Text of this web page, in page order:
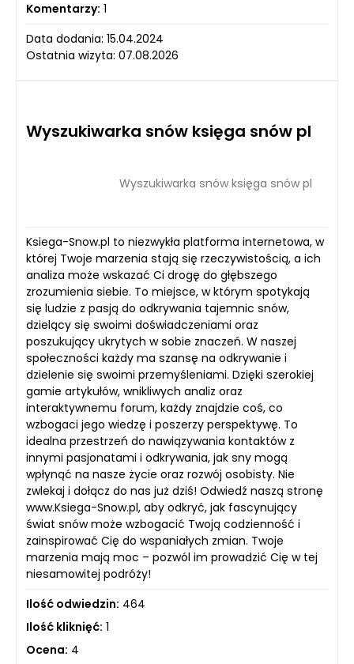
Komentarzy: 1
Data dodania: 15.04.2024
Ostatnia wizyta: 07.08.2026
Wyszukiwarka snów księga snów pl
Wyszukiwarka snów księga snów pl
Ksiega-Snow.pl to niezwykła platforma internetowa, w
której Twoje marzenia stają się rzeczywistością, a ich
analiza może wskazać Ci drogę do głębszego
zrozumienia siebie. To miejsce, w którym spotykają
się ludzie z pasją do odkrywania tajemnic snów,
dzielący się swoimi doświadczeniami oraz
poszukujący ukrytych w sobie znaczeń. W naszej
społeczności każdy ma szansę na odkrywanie i
dzielenie się swoimi przemyśleniami. Dzięki szerokiej
gamie artykułów, wnikliwych analiz oraz
interaktywnemu forum, każdy znajdzie coś, co
wzbogaci jego wiedzę i poszerzy perspektywę. To
idealna przestrzeń do nawiązywania kontaktów z
innymi pasjonatami i odkrywania, jak sny mogą
wpłynąć na nasze życie oraz rozwój osobisty. Nie
zwlekaj i dołącz do nas już dziś! Odwiedź naszą stronę
www.Ksiega-Snow.pl, aby odkryć, jak fascynujący
świat snów może wzbogacić Twoją codzienność i
zainspirować Cię do wspaniałych zmian. Twoje
marzenia mają moc – pozwól im prowadzić Cię w tej
niesamowitej podróży!
Ilość odwiedzin: 464
Ilość kliknięć: 1
Ocena: 4